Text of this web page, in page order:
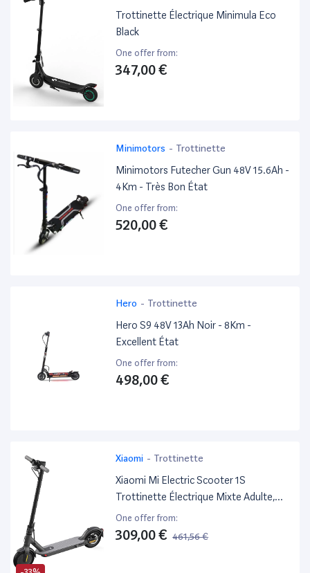
Trottinette Électrique Minimula Eco
Black
One offer from:
347,00 €
Minimotors - Trottinette
Minimotors Futecher Gun 48V 15.6Ah -
4Km - Très Bon État
One offer from:
520,00 €
Hero - Trottinette
Hero S9 48V 13Ah Noir - 8Km -
Excellent État
One offer from:
498,00 €
Xiaomi - Trottinette
Xiaomi Mi Electric Scooter 1S
Trottinette Électrique Mixte Adulte,
Noir, Medium - Italian Version
One offer from:
309,00 € 461,56 €